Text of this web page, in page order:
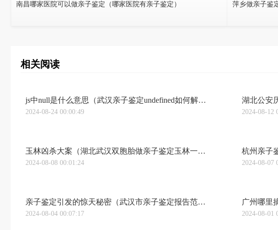
南昌哪家医院可以做亲子鉴定（哪家医院有亲子鉴定） 萍乡做亲子鉴
相关阅读
js中null是什么意思（武汉亲子鉴定undefined如何解决 JavaScript 中处理 null 和 undefined 的麻烦事）
2024-08-24 00:00:49 2024-08-12
玉林凶杀大案（湖北武汉双胞胎做亲子鉴定玉林一男子去世后 两“妻”六子女掀起“遗产争夺战”）
2024-08-08 00:01:24 2024-08-07
亲子鉴定引发的惊天秘密（武汉市亲子鉴定报告范本妻子递来的一张亲子鉴定报告，揭开了我尘封22年的往事！）
2024-08-04 00:07:17 2024-08-01